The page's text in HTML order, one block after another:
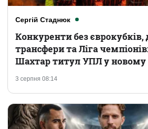
Сергій Стаднюк
3 серпня 08:14
Конкуренти без єврокубків,
трансфери та Ліга
Шахтар титул УПЛ у новому